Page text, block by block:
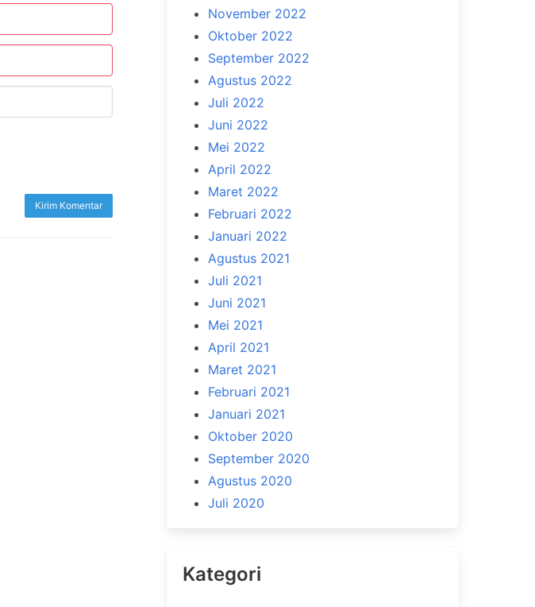
November 2022
Oktober 2022
September 2022
Agustus 2022
Juli 2022
Juni 2022
Mei 2022
April 2022
Maret 2022
Februari 2022
Januari 2022
Agustus 2021
Juli 2021
Juni 2021
Mei 2021
April 2021
Maret 2021
Februari 2021
Januari 2021
Oktober 2020
September 2020
Agustus 2020
Juli 2020
Kategori